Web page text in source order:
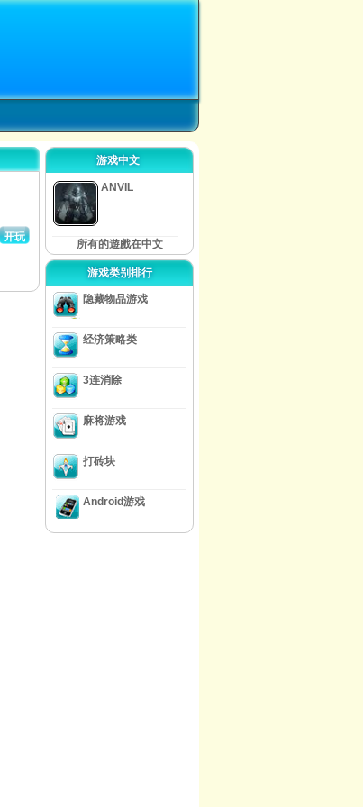
开玩
游戏中文
ANVIL
所有的遊戲在中文
游戏类别排行
隐藏物品游戏
经济策略类
3连消除
麻将游戏
打砖块
Android游戏